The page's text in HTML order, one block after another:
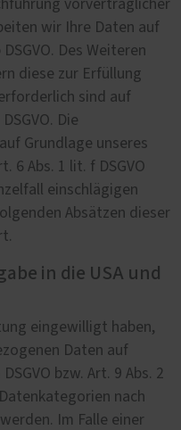
vorvertraglicher
wir Ihre Daten auf
Des Weiteren
diese zur Erfüllung
sind auf
Die
Grundlage unseres
6 Abs. 1 lit. f DSGVO
einschlägigen
Absätzen dieser
in die USA und
eingewilligt haben,
Daten auf
bzw. Art. 9 Abs. 2
nach
Im Falle einer